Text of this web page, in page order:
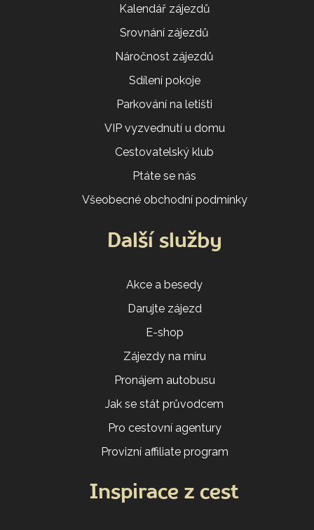
Kalendář zájezdů
Srovnání zájezdů
Náročnost zájezdů
Sdílení pokoje
Parkování na letišti
VIP vyzvednutí u domu
Cestovatelský klub
Ptáte se nás
Všeobecné obchodní podmínky
Další služby
Akce a besedy
Darujte zájezd
E-shop
Zájezdy na míru
Pronájem autobusu
Jak se stát průvodcem
Pro cestovní agentury
Provizní affiliate program
Inspirace z cest